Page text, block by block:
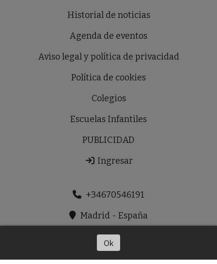
Historial de noticias
Agenda de eventos
Aviso legal y política de privacidad
Política de cookies
Colegios
Escuelas Infantiles
PUBLICIDAD
Ingresar
+34670546191
Madrid - España
prensaldiausera@gmail.com
Ok